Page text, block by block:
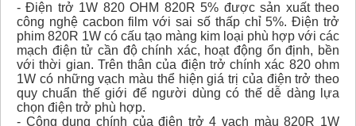
- Điện trở 1W 820 OHM 820R 5% được sản xuất theo
công nghệ cacbon film với sai số thấp chỉ 5%. Điện trở
phim 820R 1W có cấu tạo màng kim loại phù hợp với các
mạch điện tử cần độ chính xác, hoạt động ổn định, bền
với thời gian. Trên thân của điện trở chính xác 820 ohm
1W có những vạch màu thể hiện giá trị của điện trở theo
quy chuẩn thế giới để người dùng có thế dễ dàng lựa
chọn điện trở phù hợp.
- Công dụng chính của điện trở 4 vạch màu 820R 1W